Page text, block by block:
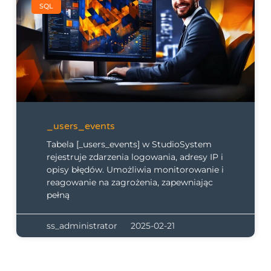
SQL
_users_events
Tabela [_users_events] w StudioSystem
rejestruje zdarzenia logowania, adresy IP i
opisy błędów. Umożliwia monitorowanie i
reagowanie na zagrożenia, zapewniając
pełną
ss_administrator 2025-02-21